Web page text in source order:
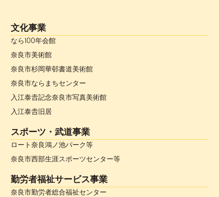
文化事業
なら100年会館
奈良市美術館
奈良市杉岡華邨書道美術館
奈良市ならまちセンター
入江泰𠮷記念奈良市写真美術館
入江泰𠮷旧居
スポーツ・武道事業
ロート奈良鴻ノ池パーク等
奈良市西部生涯スポーツセンター等
勤労者福祉サービス事業
奈良市勤労者総合福祉センター